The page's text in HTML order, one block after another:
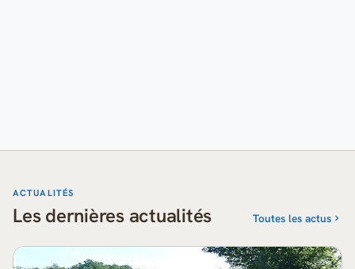
ACTUALITÉS
Les dernières actualités Toutes les actus